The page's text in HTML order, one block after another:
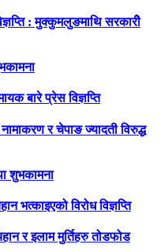
: मुक्कुमलुङमाथि सरकारीे
बारे प्रेस विज्ञप्ति
र चेपाङ ज्यादती विरुद्ध
शुभकामना
भत्काइएको विरोध विज्ञप्ति
र इलाम मुर्तिहरु तोडफोड